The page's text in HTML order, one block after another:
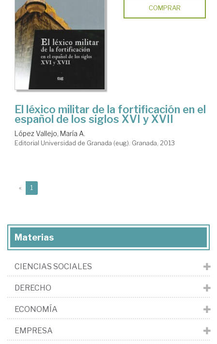
COMPRAR
El léxico militar de la fortificación en el
español de los siglos XVI y XVII
López Vallejo, María A.
Editorial Universidad de Granada (eug). Granada, 2013
« 1
Materias
CIENCIAS SOCIALES
DERECHO
ECONOMÍA
EMPRESA